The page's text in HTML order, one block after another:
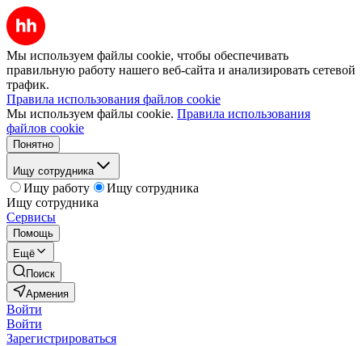
Мы используем файлы cookie, чтобы обеспечивать
правильную работу нашего веб-сайта и анализировать сетевой
трафик.
Правила использования файлов cookie
Мы используем файлы cookie. Правила использования
файлов cookie
Понятно
Ищу сотрудника
Ищу работу
Ищу сотрудника
Ищу сотрудника
Сервисы
Помощь
Ещё
Поиск
Армения
Войти
Войти
Зарегистрироваться